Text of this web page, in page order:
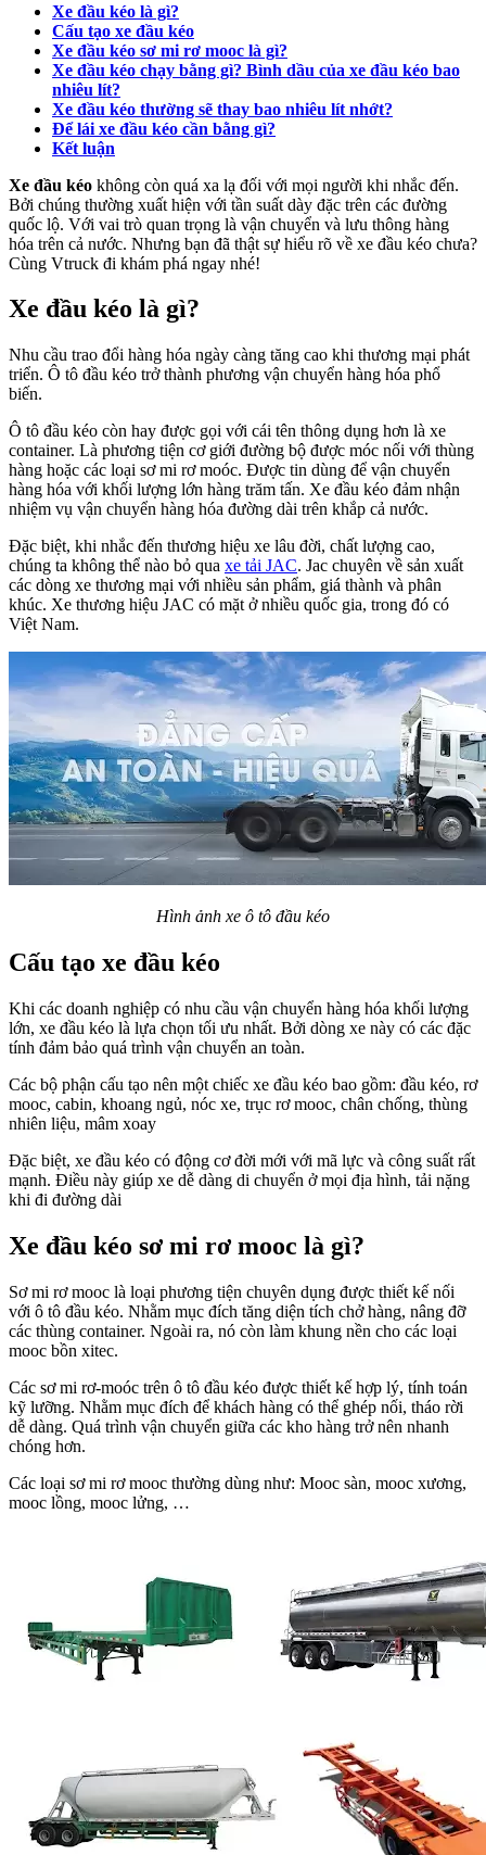
Xe đầu kéo là gì?
Cấu tạo xe đầu kéo
Xe đầu kéo sơ mi rơ mooc là gì?
Xe đầu kéo chạy bằng gì? Bình dầu của xe đầu kéo bao
nhiêu lít?
Xe đầu kéo thường sẽ thay bao nhiêu lít nhớt?
Để lái xe đầu kéo cần bằng gì?
Kết luận
Xe đầu kéo không còn quá xa lạ đối với mọi người khi nhắc đến.
Bởi chúng thường xuất hiện với tần suất dày đặc trên các đường
quốc lộ. Với vai trò quan trọng là vận chuyển và lưu thông hàng
hóa trên cả nước. Nhưng bạn đã thật sự hiểu rõ về xe đầu kéo chưa?
Cùng Vtruck đi khám phá ngay nhé!
Xe đầu kéo là gì?
Nhu cầu trao đổi hàng hóa ngày càng tăng cao khi thương mại phát
triển. Ô tô đầu kéo trở thành phương vận chuyển hàng hóa phổ
biến.
Ô tô đầu kéo còn hay được gọi với cái tên thông dụng hơn là xe
container. Là phương tiện cơ giới đường bộ được móc nối với thùng
hàng hoặc các loại sơ mi rơ moóc. Được tin dùng để vận chuyển
hàng hóa với khối lượng lớn hàng trăm tấn. Xe đầu kéo đảm nhận
nhiệm vụ vận chuyển hàng hóa đường dài trên khắp cả nước.
Đặc biệt, khi nhắc đến thương hiệu xe lâu đời, chất lượng cao,
chúng ta không thể nào bỏ qua xe tải JAC. Jac chuyên về sản xuất
các dòng xe thương mại với nhiều sản phẩm, giá thành và phân
khúc. Xe thương hiệu JAC có mặt ở nhiều quốc gia, trong đó có
Việt Nam.
Hình ảnh xe ô tô đầu kéo
Cấu tạo xe đầu kéo
Khi các doanh nghiệp có nhu cầu vận chuyển hàng hóa khối lượng
lớn, xe đầu kéo là lựa chọn tối ưu nhất. Bởi dòng xe này có các đặc
tính đảm bảo quá trình vận chuyển an toàn.
Các bộ phận cấu tạo nên một chiếc xe đầu kéo bao gồm: đầu kéo, rơ
mooc, cabin, khoang ngủ, nóc xe, trục rơ mooc, chân chống, thùng
nhiên liệu, mâm xoay
Đặc biệt, xe đầu kéo có động cơ đời mới với mã lực và công suất rất
mạnh. Điều này giúp xe dễ dàng di chuyển ở mọi địa hình, tải nặng
khi đi đường dài
Xe đầu kéo sơ mi rơ mooc là gì?
Sơ mi rơ mooc là loại phương tiện chuyên dụng được thiết kế nối
với ô tô đầu kéo. Nhằm mục đích tăng diện tích chở hàng, nâng đỡ
các thùng container. Ngoài ra, nó còn làm khung nền cho các loại
mooc bồn xitec.
Các sơ mi rơ-moóc trên ô tô đầu kéo được thiết kế hợp lý, tính toán
kỹ lưỡng. Nhằm mục đích để khách hàng có thể ghép nối, tháo rời
dễ dàng. Quá trình vận chuyển giữa các kho hàng trở nên nhanh
chóng hơn.
Các loại sơ mi rơ mooc thường dùng như: Mooc sàn, mooc xương,
mooc lồng, mooc lửng, …